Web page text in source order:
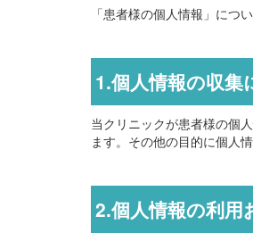
「患者様の個人情報」につ
1.個人情報の収集
当クリニックが患者様の個
ます。その他の目的に個人
2.個人情報の利用